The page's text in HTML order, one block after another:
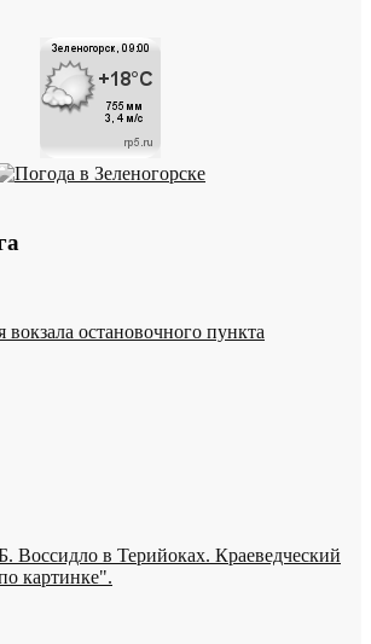
вокзала остановочного пункта
Воссидло в Терийоках. Краеведческий
картинке".